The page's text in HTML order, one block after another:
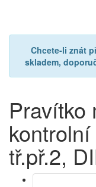
Chcete-li znát
skladem,
Pravítko
tř.př.2,